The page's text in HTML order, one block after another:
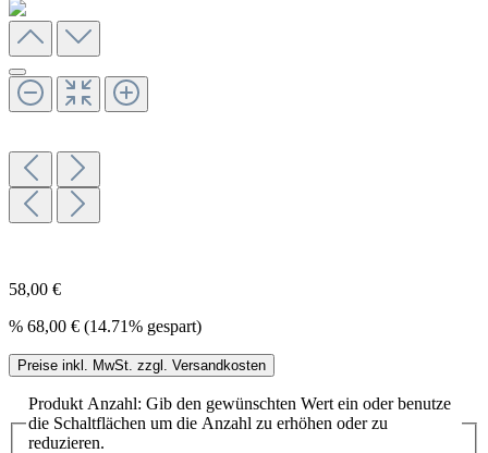
58,00 €
% 68,00 € (14.71% gespart)
Preise inkl. MwSt. zzgl. Versandkosten
Produkt Anzahl: Gib den gewünschten Wert ein oder benutze
die Schaltflächen um die Anzahl zu erhöhen oder zu
reduzieren.